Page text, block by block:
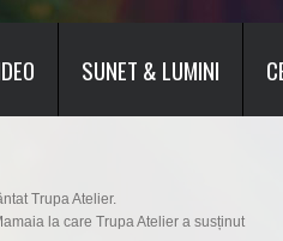
SUNET & LUMINI
Trupa Atelier.
la care Trupa Atelier a susținut